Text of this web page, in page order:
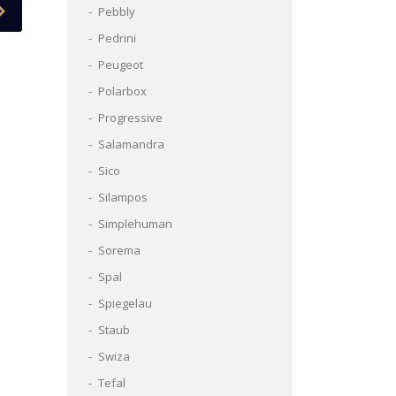
Pebbly
Pedrini
Peugeot
Polarbox
Progressive
Salamandra
Sico
Silampos
Simplehuman
Sorema
Spal
Spiegelau
Staub
Swiza
Tefal